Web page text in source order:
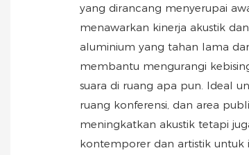
yang dirancang menyerupai
menawarkan kinerja akustik
aluminium yang tahan lama
membantu mengurangi
suara di ruang apa pun. Ideal
ruang konferensi, dan area
meningkatkan akustik tetapi
kontemporer dan artistik untuk